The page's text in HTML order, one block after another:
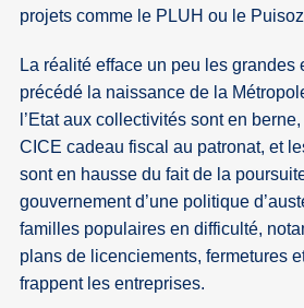
projets comme le PLUH ou le
La réalité efface un peu les grandes
précédé la naissance de la
l’Etat aux collectivités sont en
CICE cadeau fiscal au patronat, et
sont en hausse du fait de la
gouvernement d’une politique
familles populaires en difficulté,
plans de licenciements, fermetures
frappent les entreprises.